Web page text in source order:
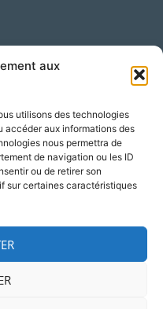
aux
utilisons des technologies
accéder aux informations des
nous permettra de
de navigation ou les ID
ou de retirer son
sur certaines caractéristiques
13
légales